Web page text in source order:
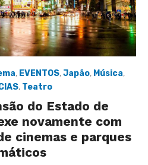
, EVENTOS,Japão, Música,
, Teatro
do Estado de
novamente com
cinemas e parques